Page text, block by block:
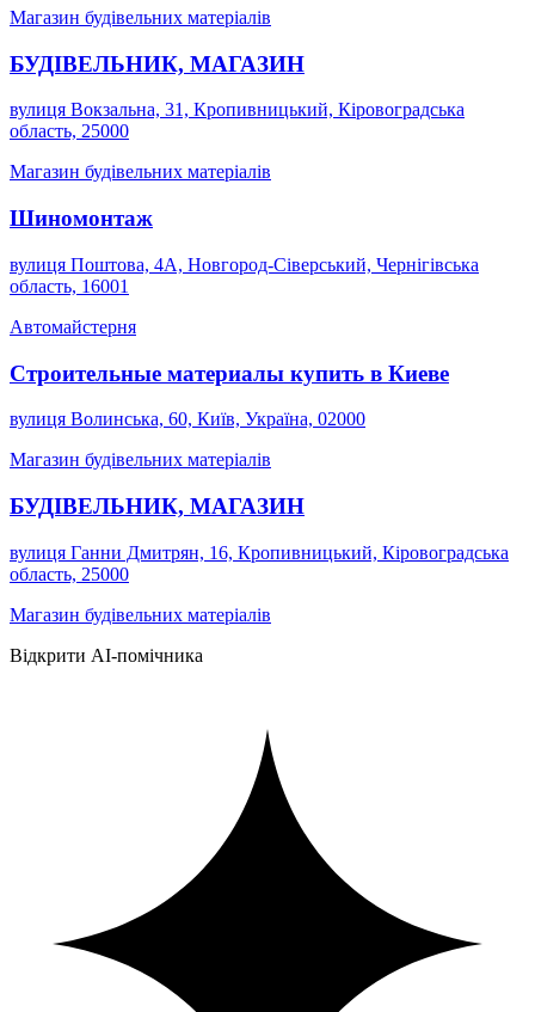
Магазин будівельних матеріалів
БУДІВЕЛЬНИК, МАГАЗИН
вулиця Вокзальна, 31, Кропивницький, Кіровоградська
область, 25000
Магазин будівельних матеріалів
Шиномонтаж
вулиця Поштова, 4А, Новгород-Сіверський, Чернігівська
область, 16001
Автомайстерня
Строительные материалы купить в Киеве
вулиця Волинська, 60, Київ, Україна, 02000
Магазин будівельних матеріалів
БУДІВЕЛЬНИК, МАГАЗИН
вулиця Ганни Дмитрян, 16, Кропивницький, Кіровоградська
область, 25000
Магазин будівельних матеріалів
Відкрити AI-помічника